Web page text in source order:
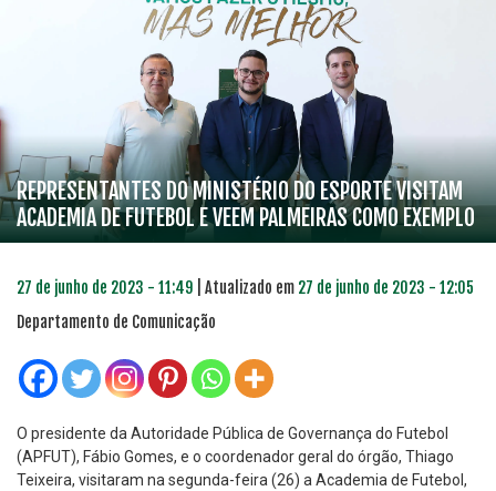
REPRESENTANTES DO MINISTÉRIO DO ESPORTE VISITAM
ACADEMIA DE FUTEBOL E VEEM PALMEIRAS COMO EXEMPLO
27 de junho de 2023 - 11:49 | Atualizado em 27 de junho de 2023 - 12:05
Departamento de Comunicação
O presidente da Autoridade Pública de Governança do Futebol
(APFUT), Fábio Gomes, e o coordenador geral do órgão, Thiago
Teixeira, visitaram na segunda-feira (26) a Academia de Futebol,